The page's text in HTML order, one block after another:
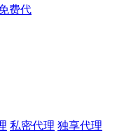
费代
私密代理 独享代理